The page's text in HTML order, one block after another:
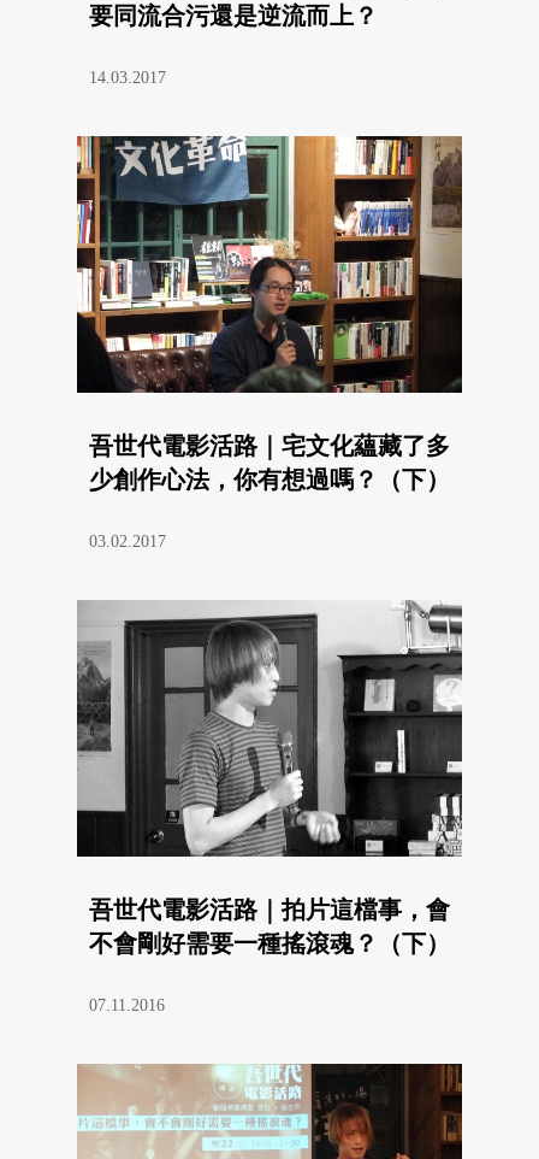
要同流合污還是逆流而上？
14.03.2017
吾世代電影活路｜宅文化蘊藏了多
少創作心法，你有想過嗎？（下）
03.02.2017
吾世代電影活路｜拍片這檔事，會
不會剛好需要一種搖滾魂？（下）
07.11.2016